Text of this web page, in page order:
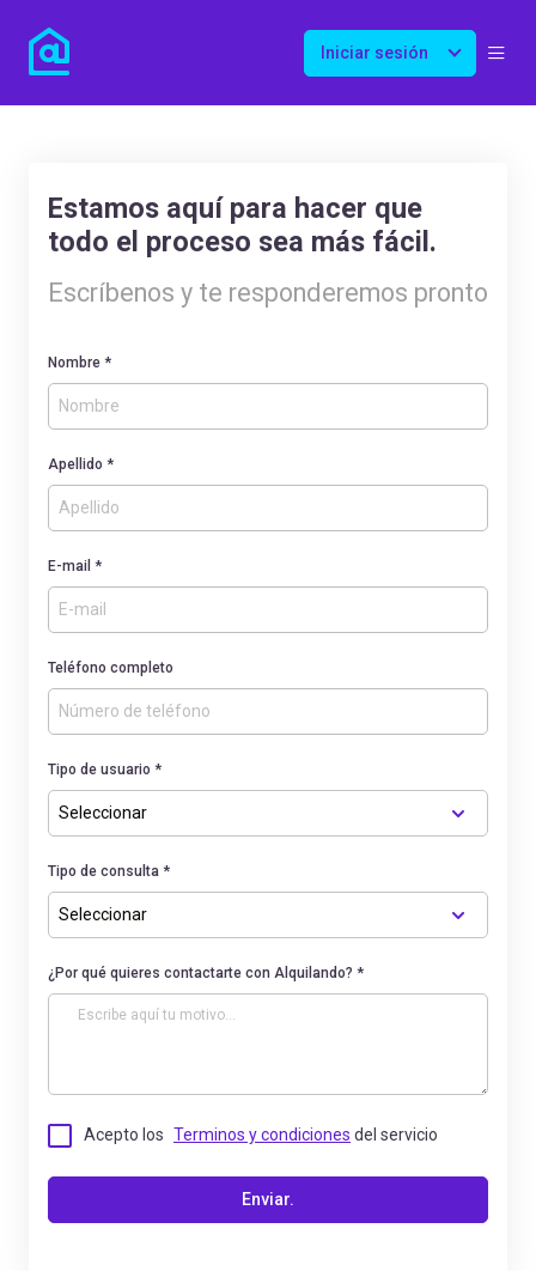
Iniciar sesión
Estamos aquí para hacer que
todo el proceso sea más fácil.
Escríbenos y te responderemos pronto
Nombre *
Apellido *
E-mail *
Teléfono completo
Tipo de usuario *
Tipo de consulta *
¿Por qué quieres contactarte con Alquilando? *
Acepto los Terminos y condiciones del servicio
Enviar.